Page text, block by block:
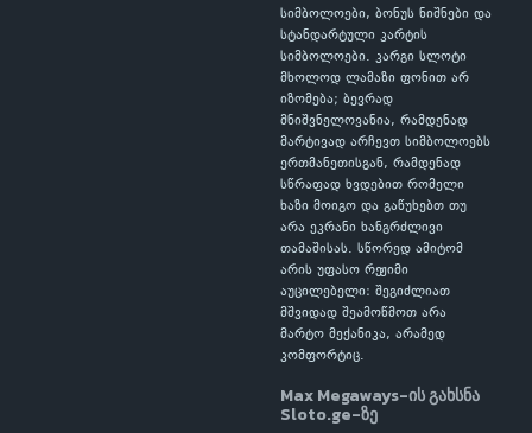
სიმბოლოები, ბონუს ნიშნები და
სტანდარტული კარტის
სიმბოლოები. კარგი სლოტი
მხოლოდ ლამაზი ფონით არ
იზომება; ბევრად
მნიშვნელოვანია, რამდენად
მარტივად არჩევთ სიმბოლოებს
ერთმანეთისგან, რამდენად
სწრაფად ხვდებით რომელი
ხაზი მოიგო და გაწუხებთ თუ
არა ეკრანი ხანგრძლივი
თამაშისას. სწორედ ამიტომ
არის უფასო რეჟიმი
აუცილებელი: შეგიძლიათ
მშვიდად შეამოწმოთ არა
მარტო მექანიკა, არამედ
კომფორტიც.
Max Megaways-ის გახსნა
Sloto.ge-ზე